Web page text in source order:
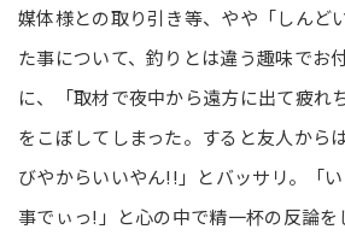
媒体様との取り引き等、やや「しんど
た事について、釣りとは違う趣味でお
に、「取材で夜中から遠方に出て疲れ
をこぼしてしまった。すると友人から
びやからいいやん!!」とバッサリ。「
事でぃっ!」と心の中で精一杯の反論を